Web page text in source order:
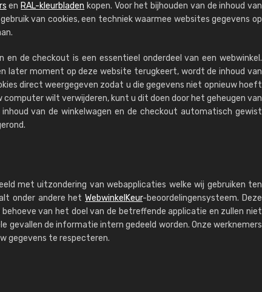
en RAL-kleurbladen kopen. Voor het bijhouden van de inhoud van
van cookies, een techniek waarmee websites gegevens op
en de checkout is een essentieel onderdeel van een webwinkel.
later moment op deze website terugkeert, wordt de inhoud van
direct weergegeven zodat u die gegevens niet opnieuw hoeft
computer wilt verwijderen, kunt u dit doen door het geheugen van
van de winkelwagen en de checkout automatisch gewist
met uitzondering van webapplicaties welke wij gebruiken ten
onder andere hetWebwinkelKeur-beoordelingensysteem. Deze
van het doel van de betreffende applicatie en zullen niet
gevallen de informatie intern gedeeld worden. Onze werknemers
gegevens te respecteren.